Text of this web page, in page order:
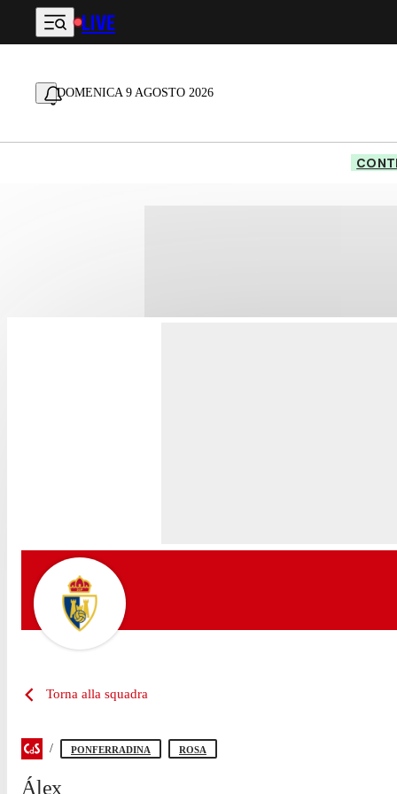
Vai al contenuto principale
LIVE
DOMENICA 9 AGOSTO 2026
Torna alla squadra
PONFERRADINA ROSA
Álex